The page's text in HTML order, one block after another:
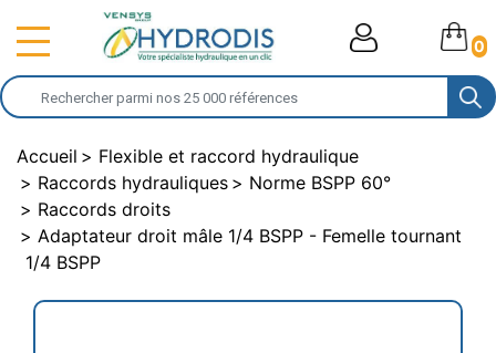
0
Accueil
Flexible et raccord hydraulique
Raccords hydrauliques
Norme BSPP 60°
Raccords droits
Adaptateur droit mâle 1/4 BSPP - Femelle tournant
1/4 BSPP